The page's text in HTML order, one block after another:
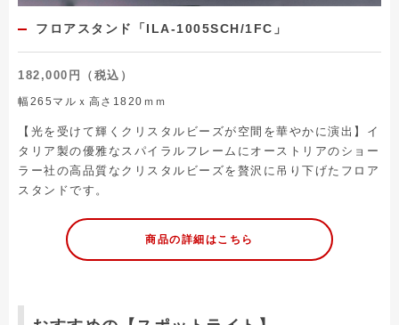
フロアスタンド「ILA-1005SCH/1FC」
182,000円（税込）
幅265マルｘ高さ1820ｍｍ
【光を受けて輝くクリスタルビーズが空間を華やかに演出】イ
タリア製の優雅なスパイラルフレームにオーストリアのショー
ラー社の高品質なクリスタルビーズを贅沢に吊り下げたフロア
スタンドです。
商品の詳細はこちら